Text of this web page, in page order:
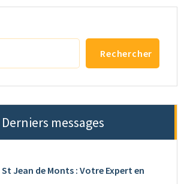
Rechercher
Derniers messages
Jean de Monts : Votre Expert en